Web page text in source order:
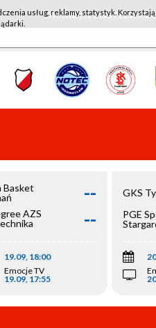
WKK ACTIVE HOTEL
Basket
--
AZS
--
19.09, 18:00
Emocje TV
19.09, 17:55
GKS
PGE
usług, reklamy, statystyk.